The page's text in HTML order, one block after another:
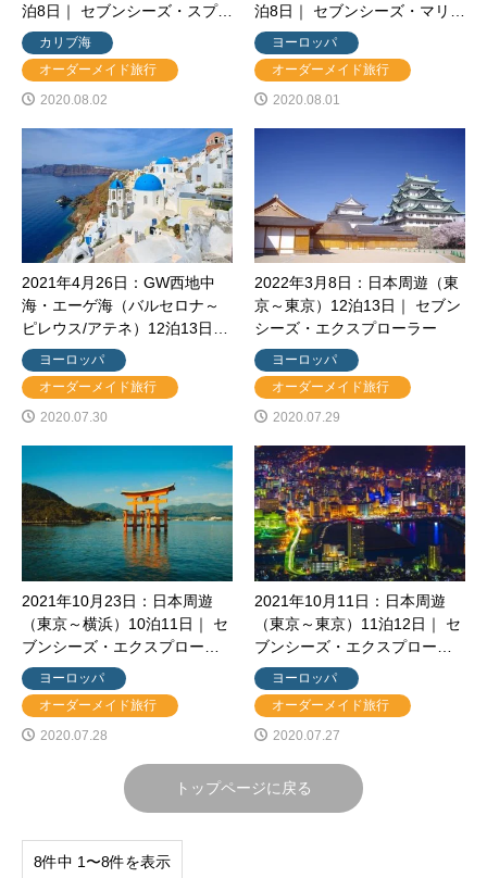
泊8日｜ セブンシーズ・スプ…
カリブ海
オーダーメイド旅行
2020.08.02
泊8日｜ セブンシーズ・マリ…
ヨーロッパ
オーダーメイド旅行
2020.08.01
2021年4月26日：GW西地中
海・エーゲ海（バルセロナ～
ピレウス/アテネ）12泊13日…
ヨーロッパ
オーダーメイド旅行
2020.07.30
2022年3月8日：日本周遊（東
京～東京）12泊13日｜ セブン
シーズ・エクスプローラー
ヨーロッパ
オーダーメイド旅行
2020.07.29
2021年10月23日：日本周遊
（東京～横浜）10泊11日｜ セ
ブンシーズ・エクスプロー…
ヨーロッパ
オーダーメイド旅行
2020.07.28
2021年10月11日：日本周遊
（東京～東京）11泊12日｜ セ
ブンシーズ・エクスプロー…
ヨーロッパ
オーダーメイド旅行
2020.07.27
トップページに戻る
8件中 1〜8件を表示